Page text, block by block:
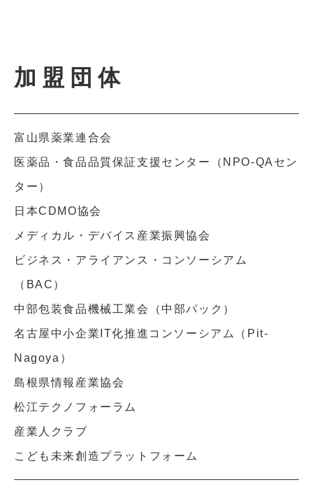
加盟団体
富山県薬業連合会
医薬品・食品品質保証支援センター（NPO-QAセン
ター）
日本CDMO協会
メディカル・デバイス産業振興協会
ビジネス・アライアンス・コンソーシアム
（BAC）
中部包装食品機械工業会（中部パック）
名古屋中小企業IT化推進コンソーシアム（Pit-
Nagoya）
島根県情報産業協会
松江テクノフォーラム
産業人クラブ
こども未来創造プラットフォーム